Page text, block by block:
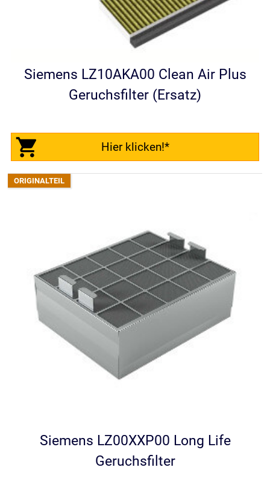
Siemens LZ10AKA00 Clean Air Plus
Geruchsfilter (Ersatz)
Hier klicken!*
Siemens LZ00XXP00 Long Life
Geruchsfilter